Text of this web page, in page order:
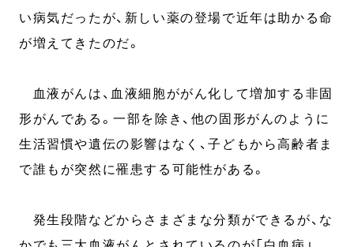
い病気だったが、新しい薬の登場で近年は助かる命
が増えてきたのだ。
血液がんは、血液細胞ががん化して増加する非固
形がんである。一部を除き、他の固形がんのように
生活習慣や遺伝の影響はなく、子どもから高齢者ま
で誰もが突然に罹患する可能性がある。
発生段階などからさまざまな分類ができるが、な